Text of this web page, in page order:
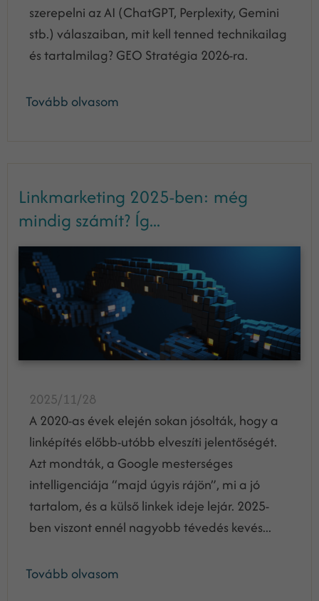
szerepelni az AI (ChatGPT, Perplexity, Gemini
stb.) válaszaiban, mit kell tenned technikailag
és tartalmilag? GEO Stratégia 2026-ra.
Tovább olvasom
Linkmarketing 2025-ben: még
mindig számít? Íg...
2025/11/28
A 2020-as évek elején sokan jósolták, hogy a
linképítés előbb-utóbb elveszíti jelentőségét.
Azt mondták, a Google mesterséges
intelligenciája “majd úgyis rájön”, mi a jó
tartalom, és a külső linkek ideje lejár. 2025-
ben viszont ennél nagyobb tévedés kevés...
Tovább olvasom